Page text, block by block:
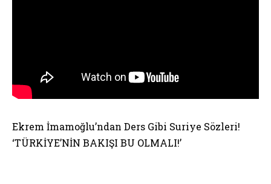
Ekrem İmamoğlu’ndan Ders Gibi Suriye Sözleri!
‘TÜRKİYE’NİN BAKIŞI BU OLMALI!’